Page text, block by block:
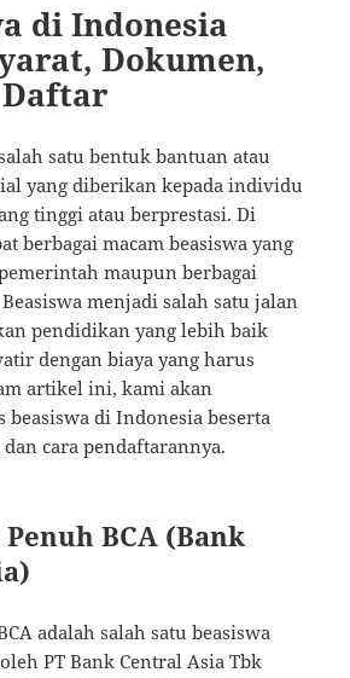
di Indonesia
Dokumen,
Daftar
satu bentuk bantuan atau
yang diberikan kepada individu
tinggi atau berprestasi. Di
berbagai macam beasiswa yang
maupun berbagai
menjadi salah satu jalan
pendidikan yang lebih baik
dengan biaya yang harus
artikel ini, kami akan
beasiswa di Indonesia beserta
cara pendaftarannya.
BCA (Bank
adalah salah satu beasiswa
PT Bank Central Asia Tbk